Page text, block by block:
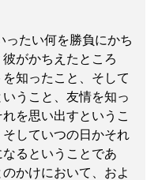
ったい何を勝負にかち
がかちえたところ
知ったこと、そして
うこと、友情を知っ
を思い出すというこ
していつの日かそれ
るということであ
かけにおいて、およ